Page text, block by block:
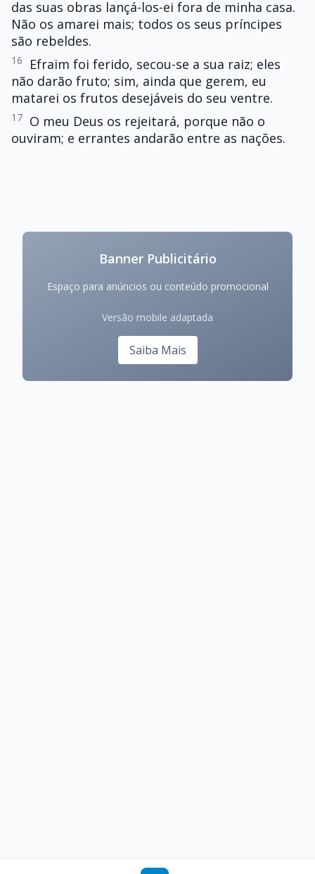
das suas obras lançá-los-ei fora de minha casa.
Não os amarei mais; todos os seus príncipes
são rebeldes.
16
Efraim foi ferido, secou-se a sua raiz; eles
não darão fruto; sim, ainda que gerem, eu
matarei os frutos desejáveis do seu ventre.
17 O meu Deus os rejeitará, porque não o
ouviram; e errantes andarão entre as nações.
Banner Publicitário
Espaço para anúncios ou conteúdo promocional
Versão mobile adaptada
Saiba Mais